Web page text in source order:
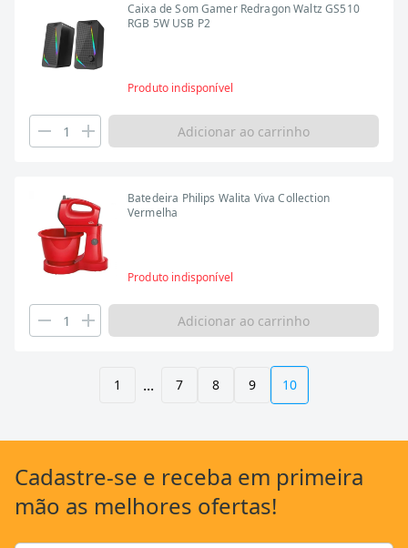
Caixa de Som Gamer Redragon Waltz GS510
RGB 5W USB P2
Produto indisponível
Adicionar ao carrinho
Batedeira Philips Walita Viva Collection
Vermelha
Produto indisponível
Adicionar ao carrinho
1 ... 7 8 9 10
Cadastre-se e receba em primeira
mão as melhores ofertas!